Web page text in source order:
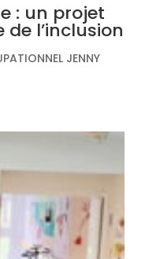
: un projet
l’inclusion
JENNY